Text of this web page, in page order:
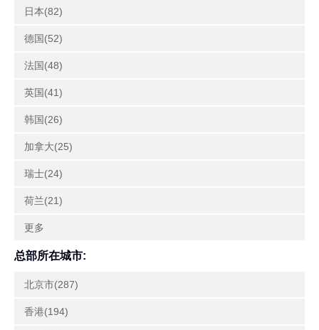
日本(82)
德国(52)
法国(48)
英国(41)
韩国(26)
加拿大(25)
瑞士(24)
荷兰(21)
更多
总部所在城市:
北京市(287)
香港(194)